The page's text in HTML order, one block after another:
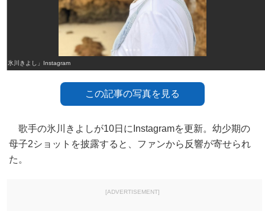
「氷川きよし」Instagram
この記事の写真を見る
歌手の氷川きよしが10日にInstagramを更新。幼少期の
母子2ショットを披露すると、ファンから反響が寄せられ
た。
[ADVERTISEMENT]